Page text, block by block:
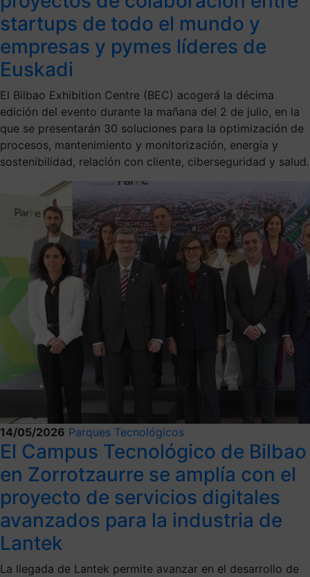
startups de todo el mundo y
empresas y pymes líderes de
Euskadi
El Bilbao Exhibition Centre (BEC) acogerá la décima
edición del evento durante la mañana del 2 de julio, en la
que se presentarán 30 soluciones para la optimización de
procesos, mantenimiento y monitorización, energía y
sostenibilidad, relación con cliente, ciberseguridad y salud.
14/05/2026 Parques Tecnológicos
El Campus Tecnológico de Bilbao
en Zorrotzaurre se amplía con el
proyecto de servicios digitales
avanzados para la industria de
Lantek
La llegada de Lantek permite avanzar en el desarrollo de